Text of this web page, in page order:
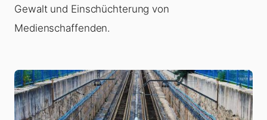
Gewalt und Einschüchterung von
Medienschaffenden.